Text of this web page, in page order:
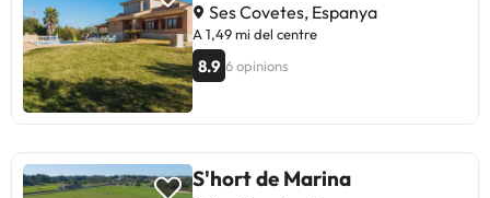
Ses Covetes, Espanya
A 1,49 mi del centre
8.9 6 opinions
S'hort de Marina